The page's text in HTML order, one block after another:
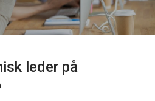
leder på